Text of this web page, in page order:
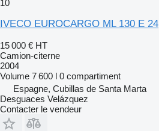
10
IVECO EUROCARGO ML 130 E 24
15 000 € HT
Camion-citerne
2004
Volume 7 600 l 0 compartiment
Espagne, Cubillas de Santa Marta
Desguaces Velázquez
Contacter le vendeur